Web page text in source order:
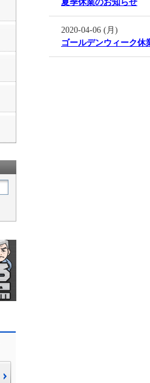
夏季休業のお知らせ
2020-04-06 (月)
ゴールデンウィーク休